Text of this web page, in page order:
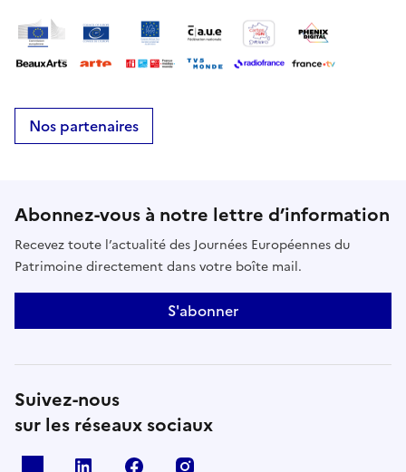
Nos partenaires
Abonnez-vous à notre lettre d’information
Recevez toute l’actualité des Journées Européennes du
Patrimoine directement dans votre boîte mail.
S'abonner
Suivez-nous
sur les réseaux sociaux
Linkedin Facebook